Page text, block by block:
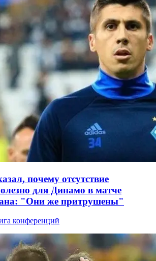
почему отсутствие
для Динамо в матче
"Они же притрушены"
конференций